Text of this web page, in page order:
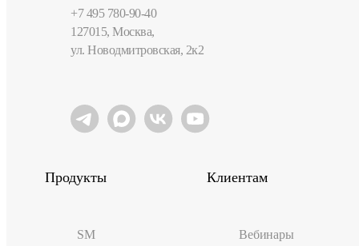
+7 495 780-90-40
127015, Москва,
ул. Новодмитровская, 2к2
Продукты
SM
Клиентам
Вебинары